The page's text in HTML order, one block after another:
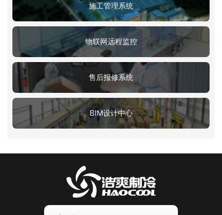
施工管理系统
物联网远程监控
售后报修系统
BIM设计中心